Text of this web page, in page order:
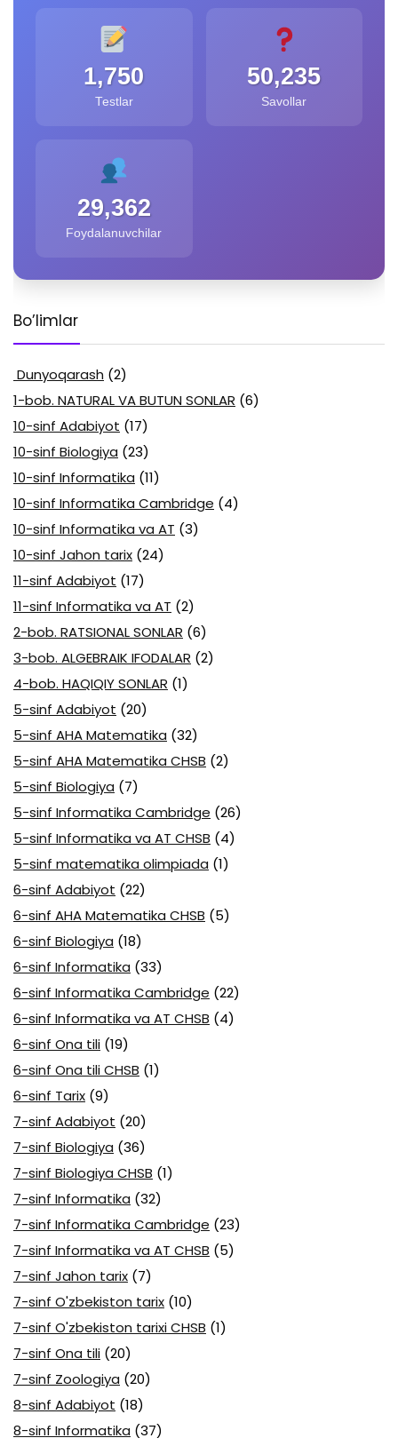
1,750
Testlar
50,235
Savollar
29,362
Foydalanuvchilar
Bo’limlar
Dunyoqarash (2)
1-bob. NATURAL VA BUTUN SONLAR (6)
10-sinf Adabiyot (17)
10-sinf Biologiya (23)
10-sinf Informatika (11)
10-sinf Informatika Cambridge (4)
10-sinf Informatika va AT (3)
10-sinf Jahon tarix (24)
11-sinf Adabiyot (17)
11-sinf Informatika va AT (2)
2-bob. RATSIONAL SONLAR (6)
3-bob. ALGEBRAIK IFODALAR (2)
4-bob. HAQIQIY SONLAR (1)
5-sinf Adabiyot (20)
5-sinf AHA Matematika (32)
5-sinf AHA Matematika CHSB (2)
5-sinf Biologiya (7)
5-sinf Informatika Cambridge (26)
5-sinf Informatika va AT CHSB (4)
5-sinf matematika olimpiada (1)
6-sinf Adabiyot (22)
6-sinf AHA Matematika CHSB (5)
6-sinf Biologiya (18)
6-sinf Informatika (33)
6-sinf Informatika Cambridge (22)
6-sinf Informatika va AT CHSB (4)
6-sinf Ona tili (19)
6-sinf Ona tili CHSB (1)
6-sinf Tarix (9)
7-sinf Adabiyot (20)
7-sinf Biologiya (36)
7-sinf Biologiya CHSB (1)
7-sinf Informatika (32)
7-sinf Informatika Cambridge (23)
7-sinf Informatika va AT CHSB (5)
7-sinf Jahon tarix (7)
7-sinf O'zbekiston tarix (10)
7-sinf O'zbekiston tarixi CHSB (1)
7-sinf Ona tili (20)
7-sinf Zoologiya (20)
8-sinf Adabiyot (18)
8-sinf Informatika (37)